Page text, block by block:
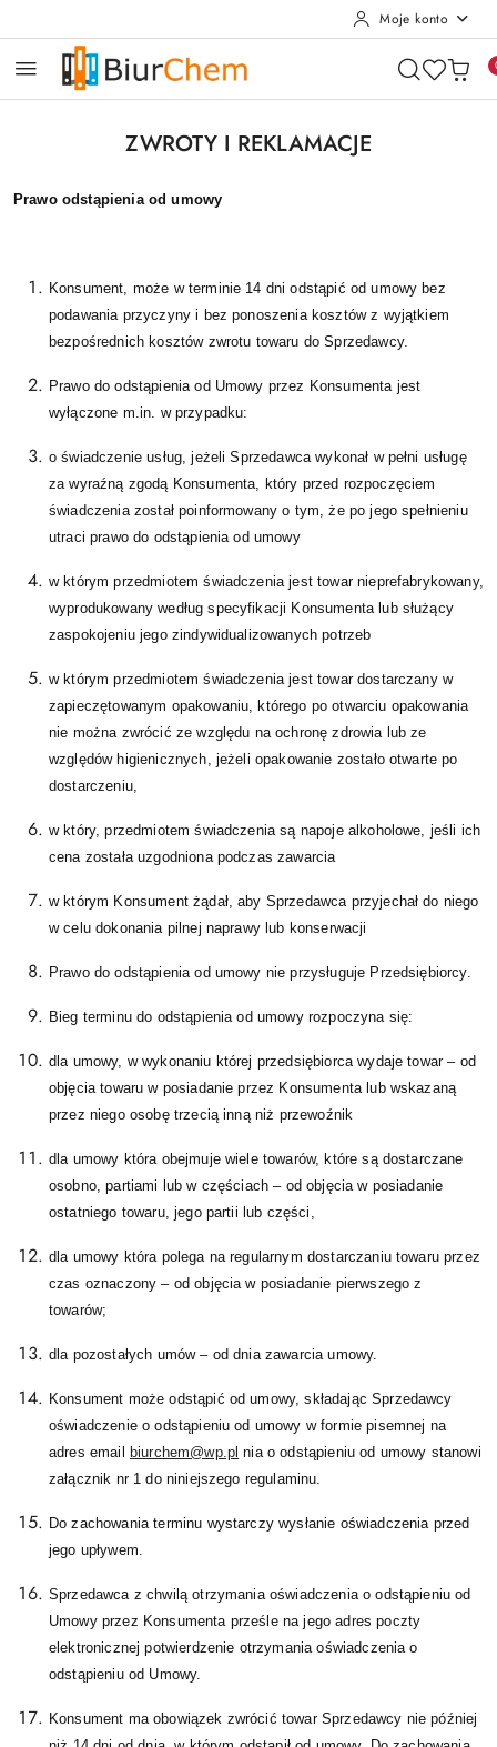
Moje konto
ZWROTY I REKLAMACJE
Prawo odstąpienia od umowy
Konsument, może w terminie 14 dni odstąpić od umowy bez
podawania przyczyny i bez ponoszenia kosztów z wyjątkiem
bezpośrednich kosztów zwrotu towaru do Sprzedawcy.
Prawo do odstąpienia od Umowy przez Konsumenta jest
wyłączone m.in. w przypadku:
o świadczenie usług, jeżeli Sprzedawca wykonał w pełni usługę
za wyraźną zgodą Konsumenta, który przed rozpoczęciem
świadczenia został poinformowany o tym, że po jego spełnieniu
utraci prawo do odstąpienia od umowy
w którym przedmiotem świadczenia jest towar nieprefabrykowany,
wyprodukowany według specyfikacji Konsumenta lub służący
zaspokojeniu jego zindywidualizowanych potrzeb
w którym przedmiotem świadczenia jest towar dostarczany w
zapieczętowanym opakowaniu, którego po otwarciu opakowania
nie można zwrócić ze względu na ochronę zdrowia lub ze
względów higienicznych, jeżeli opakowanie zostało otwarte po
dostarczeniu,
w który, przedmiotem świadczenia są napoje alkoholowe, jeśli ich
cena została uzgodniona podczas zawarcia
w którym Konsument żądał, aby Sprzedawca przyjechał do niego
w celu dokonania pilnej naprawy lub konserwacji
Prawo do odstąpienia od umowy nie przysługuje Przedsiębiorcy.
Bieg terminu do odstąpienia od umowy rozpoczyna się:
dla umowy, w wykonaniu której przedsiębiorca wydaje towar – od
objęcia towaru w posiadanie przez Konsumenta lub wskazaną
przez niego osobę trzecią inną niż przewoźnik
dla umowy która obejmuje wiele towarów, które są dostarczane
osobno, partiami lub w częściach – od objęcia w posiadanie
ostatniego towaru, jego partii lub części,
dla umowy która polega na regularnym dostarczaniu towaru przez
czas oznaczony – od objęcia w posiadanie pierwszego z
towarów;
dla pozostałych umów – od dnia zawarcia umowy.
Konsument może odstąpić od umowy, składając Sprzedawcy
oświadczenie o odstąpieniu od umowy w formie pisemnej na
adres email
biurchem@wp.pl nia o odstąpieniu od umowy stanowi
załącznik nr 1 do niniejszego regulaminu.
Do zachowania terminu wystarczy wysłanie oświadczenia przed
jego upływem.
Sprzedawca z chwilą otrzymania oświadczenia o odstąpieniu od
Umowy przez Konsumenta prześle na jego adres poczty
elektronicznej potwierdzenie otrzymania oświadczenia o
odstąpieniu od Umowy.
Konsument ma obowiązek zwrócić towar Sprzedawcy nie później